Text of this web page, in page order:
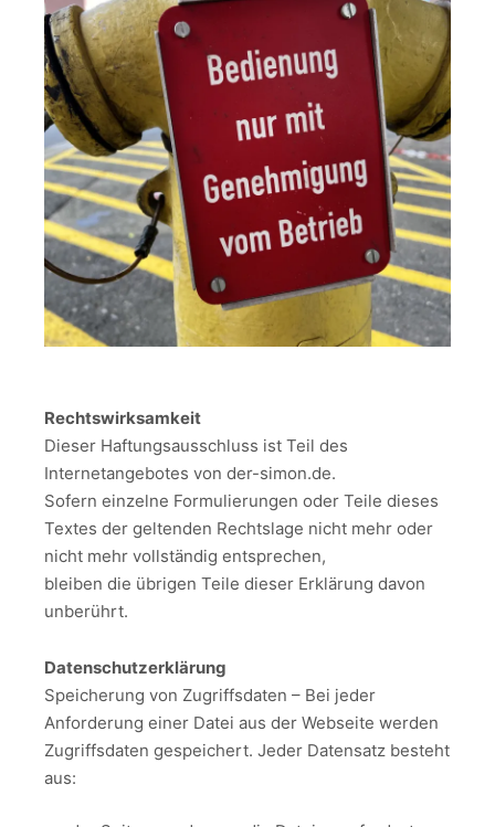
Rechtswirksamkeit
Dieser Haftungsausschluss ist Teil des
Internetangebotes von der-simon.de.
Sofern einzelne Formulierungen oder Teile dieses
Textes der geltenden Rechtslage nicht mehr oder
nicht mehr vollständig entsprechen,
bleiben die übrigen Teile dieser Erklärung davon
unberührt.
Datenschutzerklärung
Speicherung von Zugriffsdaten – Bei jeder
Anforderung einer Datei aus der Webseite werden
Zugriffsdaten gespeichert. Jeder Datensatz besteht
aus: